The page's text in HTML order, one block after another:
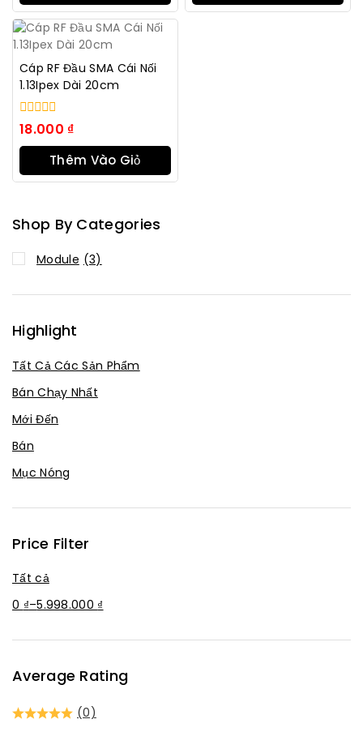
Hàng
Hàng
Cáp RF Đầu SMA Cái Nối
1.13Ipex Dài 20cm
0
trong
số
18.000 ₫
Thêm Vào Giỏ
Hàng
Shop By Categories
Module (3)
Highlight
Tất Cả Các Sản Phẩm
Bán Chạy Nhất
Mới Đến
Bán
Mục Nóng
Price Filter
Tất cả
0 ₫–5.998.000 ₫
Average Rating
(0)